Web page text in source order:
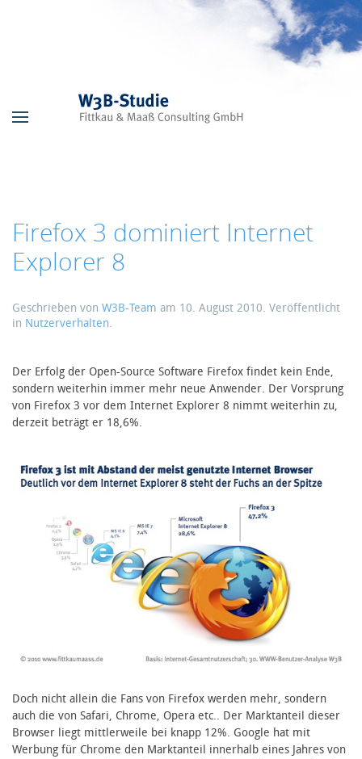
Firefox 3 dominiert Internet
Explorer 8
Geschrieben von W3B-Team am 10. August 2010. Veröffentlicht
in Nutzerverhalten.
Der Erfolg der Open-Source Software Firefox findet kein Ende,
sondern weiterhin immer mehr neue Anwender. Der Vorsprung
von Firefox 3 vor dem Internet Explorer 8 nimmt weiterhin zu,
derzeit beträgt er 18,6%.
Doch nicht allein die Fans von Firefox werden mehr, sondern
auch die von Safari, Chrome, Opera etc.. Der Marktanteil dieser
Browser liegt mittlerweile bei knapp 12%. Google hat mit
Werbung für Chrome den Marktanteil innerhalb eines Jahres von